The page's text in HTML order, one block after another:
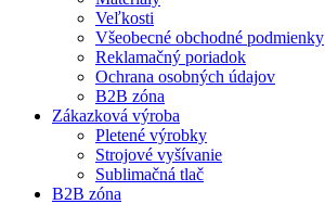
Veľkosti
Všeobecné obchodné podmienky
Reklamačný poriadok
Ochrana osobných údajov
B2B zóna
Zákazková výroba
Pletené výrobky
Strojové vyšívanie
Sublimačná tlač
B2B zóna